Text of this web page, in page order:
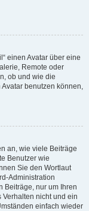
einen Avatar über eine
Remote oder
ob und wie die
benutzen können,
an, wie viele Beiträge
Benutzer wie
Sie den Wortlaut
Administration
Beiträge, nur um Ihren
nicht und ein
einfach wieder